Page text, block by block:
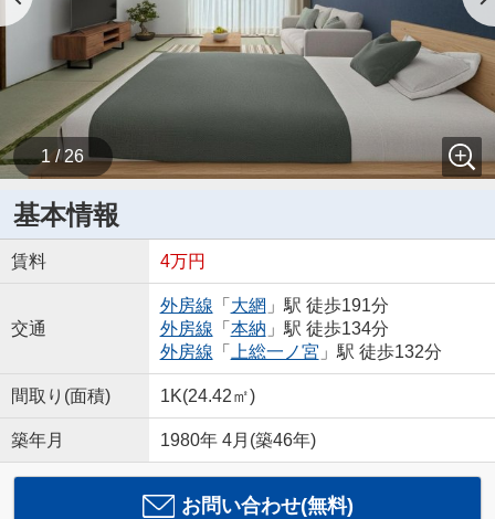
1 / 26
基本情報
賃料 4万円
交通
外房線 「 大網 」駅 徒歩191分
外房線 「 本納 」駅 徒歩134分
外房線 「 上総一ノ宮 」駅 徒歩132分
間取り(面積) 1K(24.42㎡)
築年月 1980年 4月(築46年)
お問い合わせ(無料)